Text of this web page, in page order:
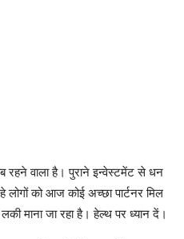
रहने वाला है। पुराने इन्वेस्टमेंट से धन
को आज कोई अच्छा पार्टनर मिल
माना जा रहा है। हेल्थ पर ध्यान दें।